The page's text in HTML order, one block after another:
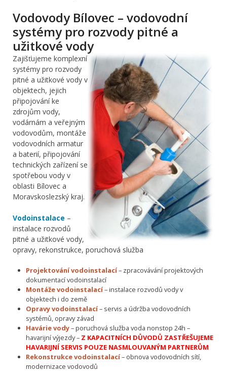
Vodovody Bílovec – vodovodní
systémy pro rozvody pitné a
užitkové vody
Zajišťujeme komplexní
systémy pro rozvody
pitné a užitkové vody v
objektech, jejich
připojování ke
zdrojům vody,
vodárnám a veřejným
vodovodům, montáže
vodovodních armatur
a baterií, připojování
technických zařízení se
spotřebou vody v
oblasti Bílovec a
Moravskoslezský kraj.
Vodoinstalace –
instalace rozvodů
pitné a užitkové vody,
opravy, rekonstrukce, poruchová služba
Projektování vodoinstalací– zpracovávání projektových
dokumentací vodoinstalací
Montáže vodoinstalací– instalace rozvodů vody v
objektech i do země
Opravy vodoinstalací– servis a údržba vodovodních
systémů, opravy závad
Havárie vody– poruchová služba voda nonstop 24h –
havarijní výjezdy – Z KAPACITNÍCH DŮVODŮ ZASTŘEŠUJEME
HAVARIJNÍ SERVIS POUZE NASMLOUVANÝM PARTNERŮM
Rekonstrukce vodoinstalací– obnova vodovodních sítí,
modernizace vodovodů